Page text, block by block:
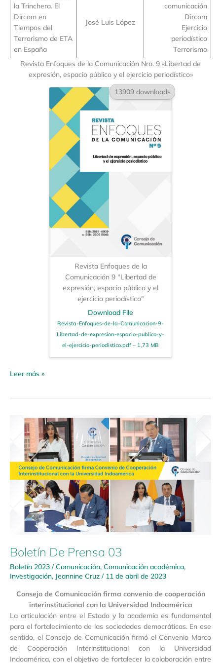
la Trinchera. El
Dircom en
Tiempos del
Terrorismo de ETA
en España
José Luis López
comunicación
Dircom
Ejercicio
periodístico
Terrorismo
Revista Enfoques de la Comunicación Nro. 9 «Libertad de
expresión, espacio público y el ejercicio periodístico»
13909 downloads
Revista Enfoques de la
Comunicación 9 "Libertad de
expresión, espacio público y el
ejercicio periodístico"
Download File
Revista-Enfoques-de-la-Comunicacion-9-
Libertad-de-expresion-espacio-publico-y-
el-ejercicio-periodistico.pdf – 1,73 MB
Leer más »
Boletín De Prensa 03
Boletín 2023 /Comunicación, Comunicación académica,
Investigación, Jeannine Cruz / 11 de abril de 2023
Consejo de Comunicación firma convenio de cooperación
interinstitucional con la Universidad Indoamérica
La articulación entre el Estado y la academia es fundamental
para el fortalecimiento de las sociedades democráticas. En ese
sentido, el Consejo de Comunicación firmó el Convenio Marco
de Cooperación Interinstitucional con la Universidad
Indoamérica, con el objetivo de fortalecer la colaboración entre
Boletín
Prensa